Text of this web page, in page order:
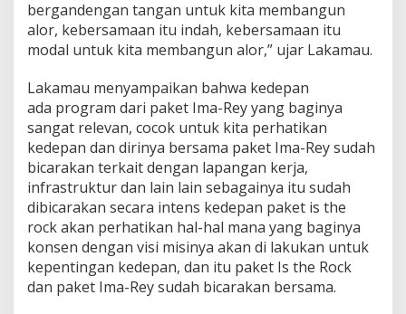
bergandengan tangan untuk kita membangun
alor, kebersamaan itu indah, kebersamaan itu
modal untuk kita membangun alor,” ujar Lakamau.
Lakamau menyampaikan bahwa kedepan
ada program dari paket Ima-Rey yang baginya
sangat relevan, cocok untuk kita perhatikan
kedepan dan dirinya bersama paket Ima-Rey sudah
bicarakan terkait dengan lapangan kerja,
infrastruktur dan lain lain sebagainya itu sudah
dibicarakan secara intens kedepan paket is the
rock akan perhatikan hal-hal mana yang baginya
konsen dengan visi misinya akan di lakukan untuk
kepentingan kedepan, dan itu paket Is the Rock
dan paket Ima-Rey sudah bicarakan bersama.